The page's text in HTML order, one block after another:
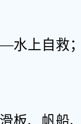
水上自救
板、帆船